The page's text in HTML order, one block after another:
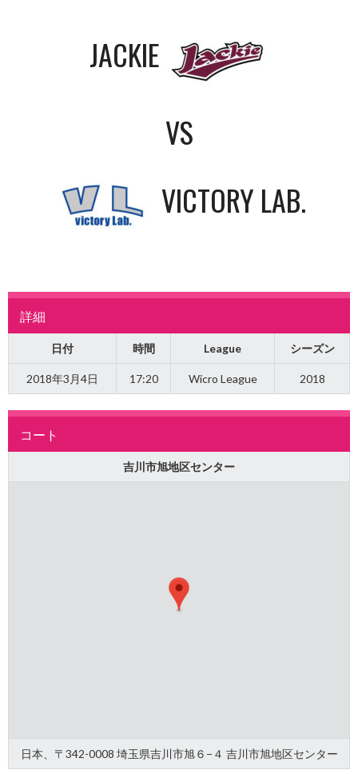
JACKIE
VS
VICTORY LAB.
詳細
日付 時間 League シーズン
2018年3月4日 17:20 Wicro League 2018
コート
吉川市旭地区センター
日本、〒342-0008 埼玉県吉川市旭６−４ 吉川市旭地区センター